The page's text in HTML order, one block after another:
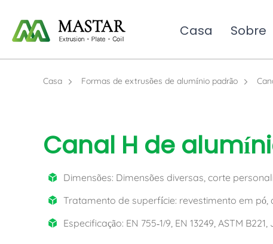
Casa Sobre
Casa Formas de extrusões de alumínio padrão
Canal H de
Dimensões: Dimensões diversas, corte
Tratamento de superfície: revestimento em pó,
Especificação: EN 755-1/9, EN 13249, ASTM B221,